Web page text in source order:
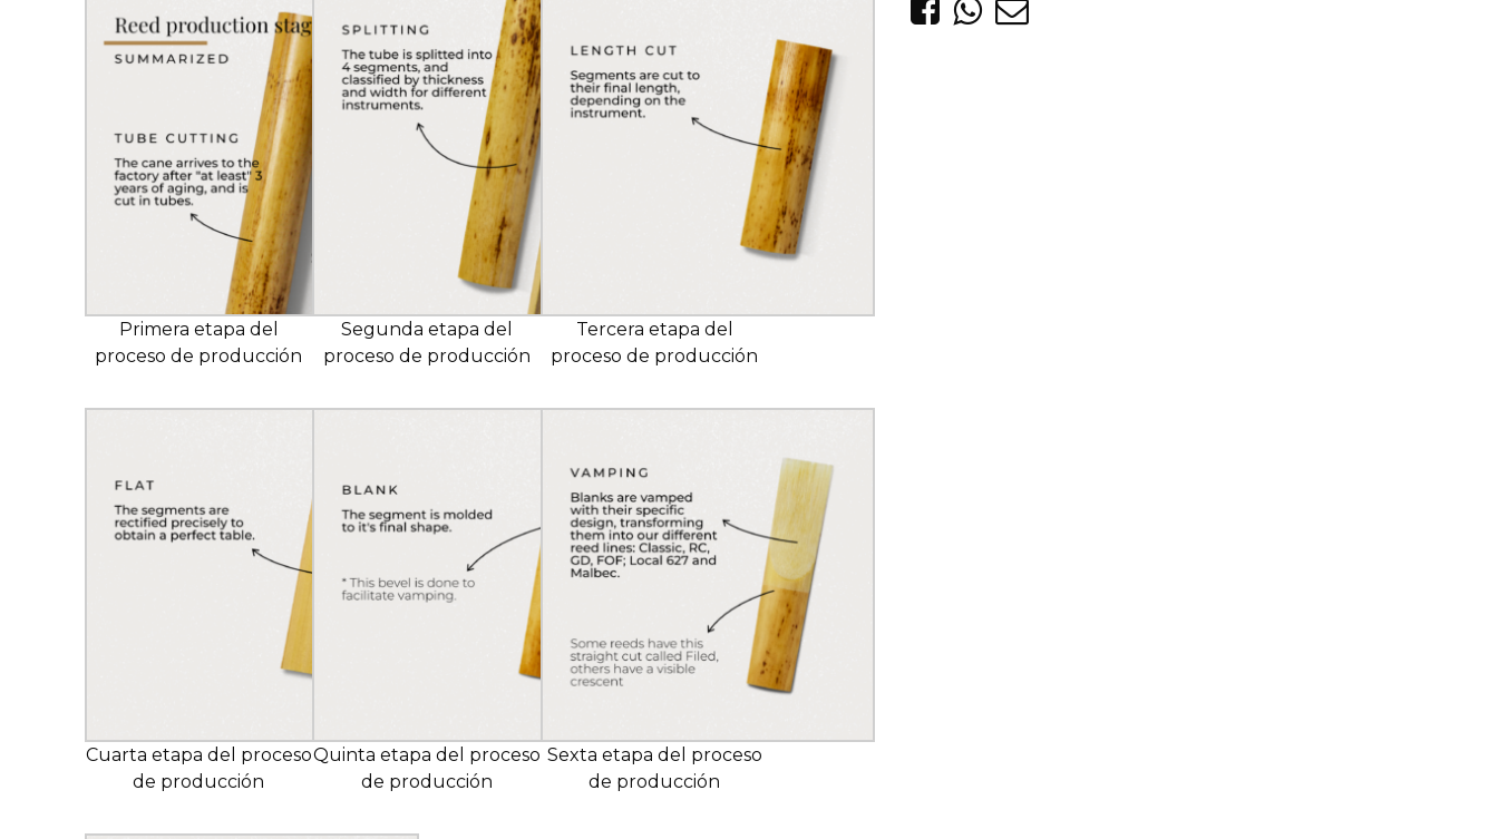
Primera etapa del
proceso de producción
Segunda etapa del
proceso de producción
Tercera etapa del
proceso de producción
Cuarta etapa del proceso
de producción
Quinta etapa del proceso
de producción
Sexta etapa del proceso
de producción